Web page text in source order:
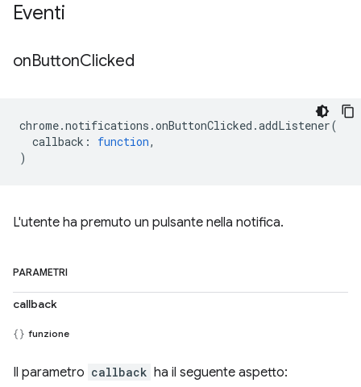
Eventi
onButtonClicked
chrome.notifications .onButtonClicked .addListener(
callback : function,
)
L'utente ha premuto un pulsante nella notifica.
PARAMETRI
callback
funzione
Il parametro callback ha il seguente aspetto: